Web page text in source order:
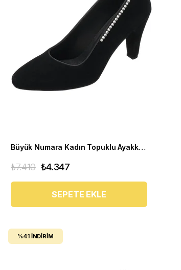
Büyük Numara Kadın Topuklu Ayakkabı AYS7986 siyah
₺4.347
₺7.410
SEPETE EKLE
%41 İNDIRIM